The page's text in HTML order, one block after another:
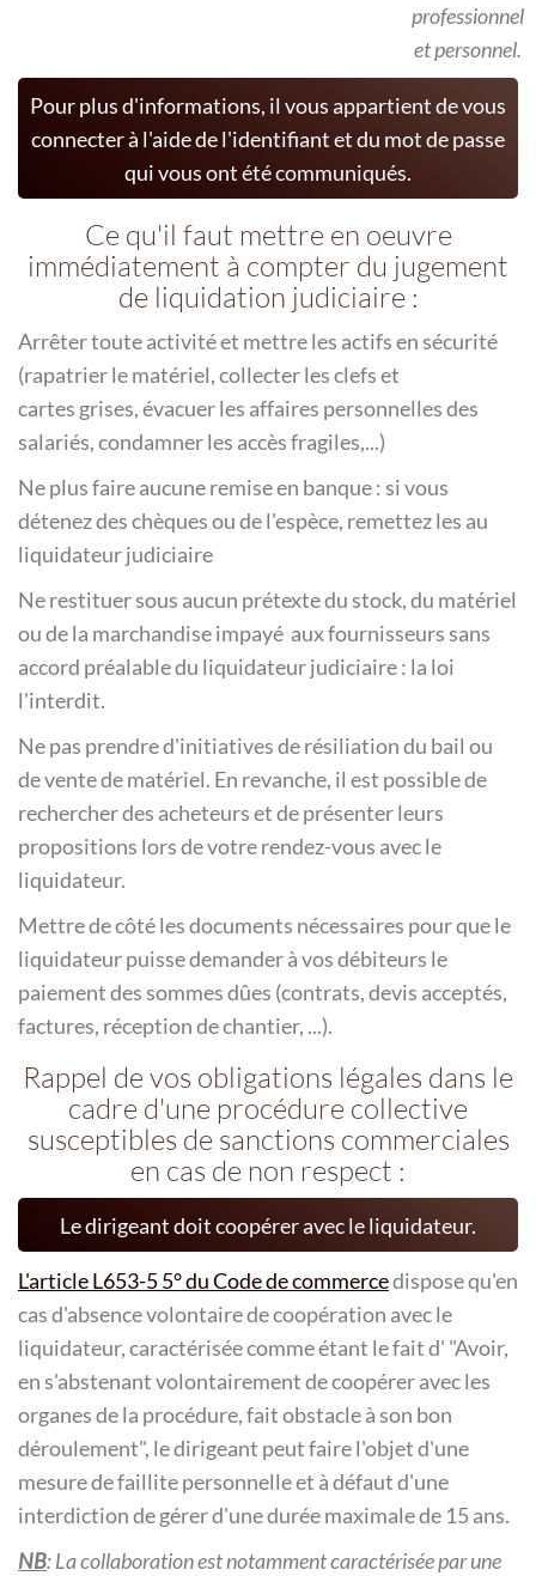
professionnel
et personnel.
Pour plus d'informations, il vous appartient de vous
connecter à l'aide de l'identifiant et du mot de passe
qui vous ont été communiqués.
Ce qu'il faut mettre en oeuvre
immédiatement à compter du jugement
de liquidation judiciaire :
Arrêter toute activité et mettre les actifs en sécurité
(rapatrier le matériel, collecter les clefs et
cartes grises, évacuer les affaires personnelles des
salariés, condamner les accès fragiles,...)
Ne plus faire aucune remise en banque : si vous
détenez des chèques ou de l'espèce, remettez les au
liquidateur judiciaire
Ne restituer sous aucun prétexte du stock, du matériel
ou de la marchandise impayé aux fournisseurs sans
accord préalable du liquidateur judiciaire : la loi
l'interdit.
Ne pas prendre d'initiatives de résiliation du bail ou
de vente de matériel. En revanche, il est possible de
rechercher des acheteurs et de présenter leurs
propositions lors de votre rendez-vous avec le
liquidateur.
Mettre de côté les documents nécessaires pour que le
liquidateur puisse demander à vos débiteurs le
paiement des sommes dûes (contrats, devis acceptés,
factures, réception de chantier, ...).
Rappel de vos obligations légales dans le
cadre d'une procédure collective
susceptibles de sanctions commerciales
en cas de non respect :
Le dirigeant doit coopérer avec le liquidateur.
L'article L653-5 5° du Code de commercedispose qu'en
cas d'absence volontaire de coopération avec le
liquidateur, caractérisée comme étant le fait d' "Avoir,
en s'abstenant volontairement de coopérer avec les
organes de la procédure, fait obstacle à son bon
déroulement", le dirigeant peut faire l'objet d'une
mesure de faillite personnelle et à défaut d'une
interdiction de gérer d'une durée maximale de 15 ans.
NB: La collaboration est notamment caractérisée par une